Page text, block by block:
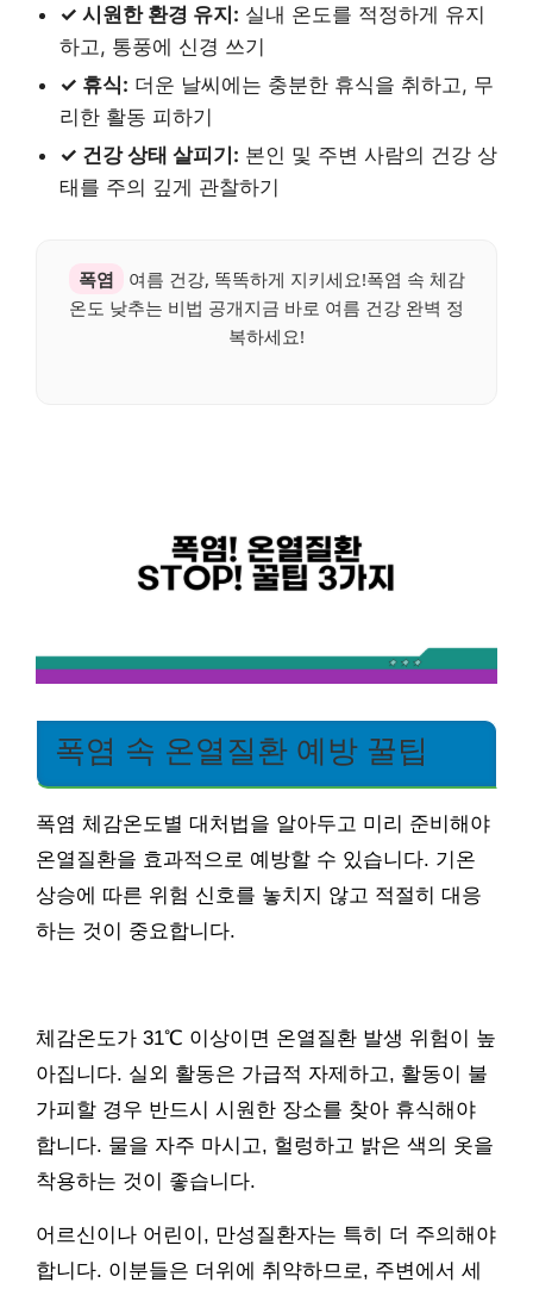
✓ 시원한 환경 유지: 실내 온도를 적정하게 유지
하고, 통풍에 신경 쓰기
✓ 휴식: 더운 날씨에는 충분한 휴식을 취하고, 무
리한 활동 피하기
✓ 건강 상태 살피기: 본인 및 주변 사람의 건강 상
태를 주의 깊게 관찰하기
폭염
여름 건강, 똑똑하게 지키세요!폭염 속 체감
온도 낮추는 비법 공개지금 바로 여름 건강 완벽 정
복하세요!
폭염 속 온열질환 예방 꿀팁
폭염 체감온도별 대처법을 알아두고 미리 준비해야
온열질환을 효과적으로 예방할 수 있습니다. 기온
상승에 따른 위험 신호를 놓치지 않고 적절히 대응
하는 것이 중요합니다.
체감온도가 31℃ 이상이면 온열질환 발생 위험이 높
아집니다. 실외 활동은 가급적 자제하고, 활동이 불
가피할 경우 반드시 시원한 장소를 찾아 휴식해야
합니다. 물을 자주 마시고, 헐렁하고 밝은 색의 옷을
착용하는 것이 좋습니다.
어르신이나 어린이, 만성질환자는 특히 더 주의해야
합니다. 이분들은 더위에 취약하므로, 주변에서 세